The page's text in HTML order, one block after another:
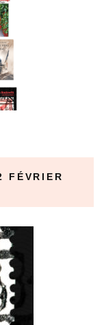
FÉVRIER